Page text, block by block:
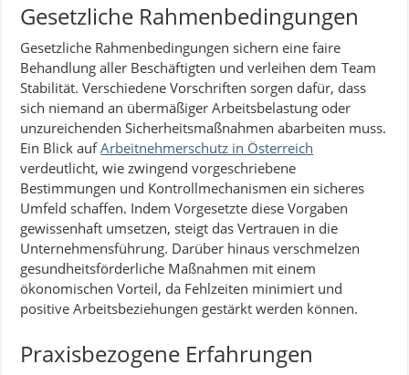
Gesetzliche Rahmenbedingungen
Gesetzliche Rahmenbedingungen sichern eine faire
Behandlung aller Beschäftigten und verleihen dem Team
Stabilität. Verschiedene Vorschriften sorgen dafür, dass
sich niemand an übermäßiger Arbeitsbelastung oder
unzureichenden Sicherheitsmaßnahmen abarbeiten muss.
Ein Blick aufArbeitnehmerschutz in Österreich
verdeutlicht, wie zwingend vorgeschriebene
Bestimmungen und Kontrollmechanismen ein sicheres
Umfeld schaffen. Indem Vorgesetzte diese Vorgaben
gewissenhaft umsetzen, steigt das Vertrauen in die
Unternehmensführung. Darüber hinaus verschmelzen
gesundheitsförderliche Maßnahmen mit einem
ökonomischen Vorteil, da Fehlzeiten minimiert und
positive Arbeitsbeziehungen gestärkt werden können.
Praxisbezogene Erfahrungen